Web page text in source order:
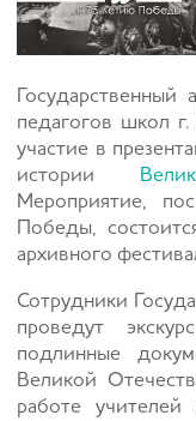
Государственный
педагогов школ
участие в
истории
Мероприятие,
Победы,
архивного
Сотрудники
проведут
подлинные
Великой
работе